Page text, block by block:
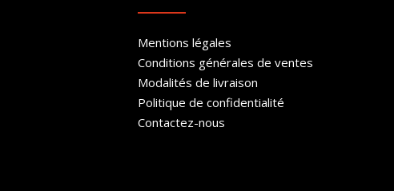
Mentions légales
Conditions générales de ventes
Modalités de livraison
Politique de confidentialité
Contactez-nous